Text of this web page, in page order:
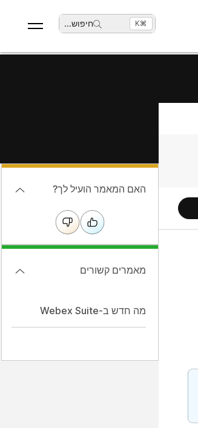
חיפוש... ⌘K
האם המאמר הועיל לך?
מאמרים קשורים
מה חדש ב-Webex Suite